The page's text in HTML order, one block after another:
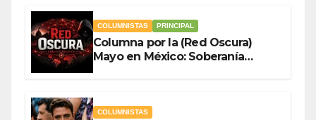
COLUMNISTAS PRINCIPAL
Columna por la (Red Oscura)
Mayo en México: Soberanía
COLUMNISTAS